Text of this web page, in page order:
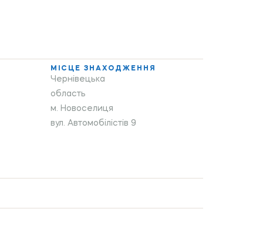
МІСЦЕ ЗНАХОДЖЕННЯ
Чернівецька
область
м. Новоселиця
вул. Автомобілістів 9